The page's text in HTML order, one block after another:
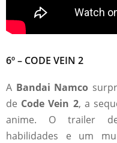
6º – CODE VEIN 2
A Bandai Namco
de Code Vein 2, a
anime. O trailer
habilidades e um